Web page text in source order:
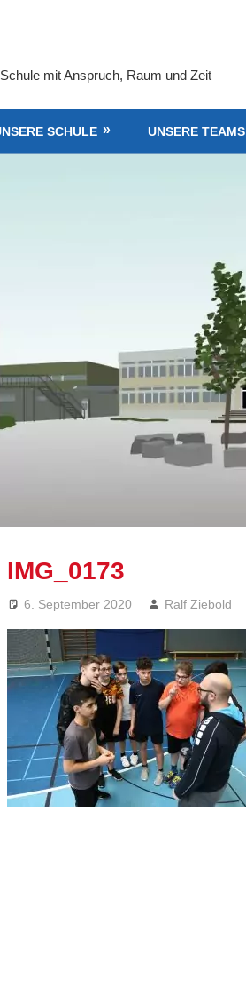
mit Anspruch, Raum und Zeit
SCHULE UNSERE TEAMS
IMG_0173
6. September 2020 Ralf Ziebold